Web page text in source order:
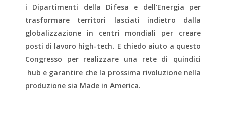
i Dipartimenti della Difesa e dell’Energia per
trasformare territori lasciati indietro dalla
globalizzazione in centri mondiali per creare
posti di lavoro high-tech. E chiedo aiuto a questo
Congresso per realizzare una rete di quindici
hub e garantire che la prossima rivoluzione nella
produzione sia Made in America.